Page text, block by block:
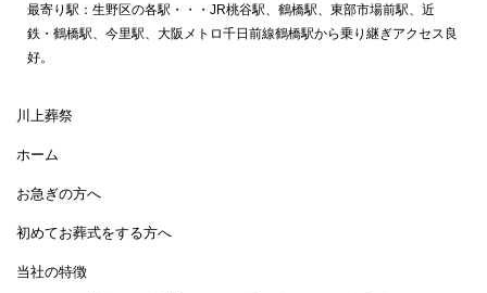
最寄り駅：生野区の各駅・・・JR桃谷駅、鶴橋駅、東部市場前駅、近
鉄・鶴橋駅、今里駅、大阪メトロ千日前線鶴橋駅から乗り継ぎアクセス良
好。
川上葬祭
ホーム
お急ぎの方へ
初めてお葬式をする方へ
当社の特徴